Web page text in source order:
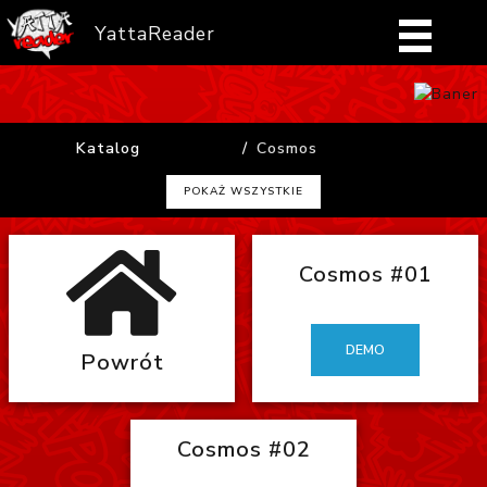
YattaReader
Pobierz
Mangi
Zaloguj się
Katalog Cosmos
POKAŻ WSZYSTKIE
Powrót
Cosmos #01
DEMO
Cosmos #02